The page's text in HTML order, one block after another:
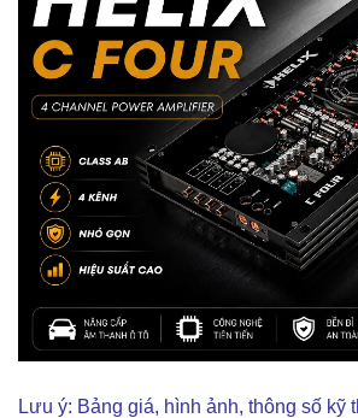
Lưu ý: Bảng giá, hình ảnh, thông số kỹ